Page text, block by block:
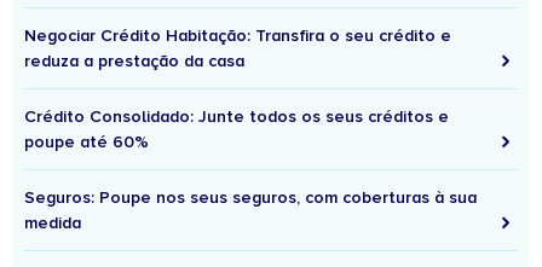
Negociar Crédito Habitação: Transfira o seu crédito e
reduza a prestação da casa
Crédito Consolidado: Junte todos os seus créditos e
poupe até 60%
Seguros: Poupe nos seus seguros, com coberturas à sua
medida